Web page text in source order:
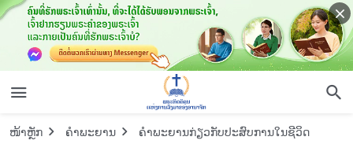
ໜ້າຫຼັກ ຄຳພະຍານ ຄຳພະຍານກ່ຽວກັບປະສົບການໃນຊີວິດ